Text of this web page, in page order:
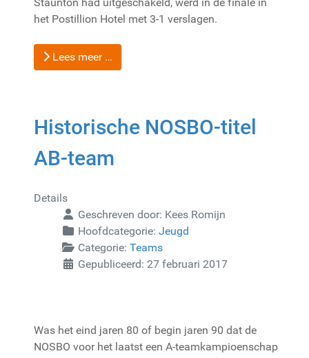
het Postillion Hotel met 3-1 verslagen.
Lees meer …
Historische NOSBO-titel
AB-team
Details
Geschreven door: Kees Romijn
Hoofdcategorie: Jeugd
Categorie: Teams
Gepubliceerd: 27 februari 2017
Was het eind jaren 80 of begin jaren 90 dat de
NOSBO voor het laatst een A-teamkampioenschap